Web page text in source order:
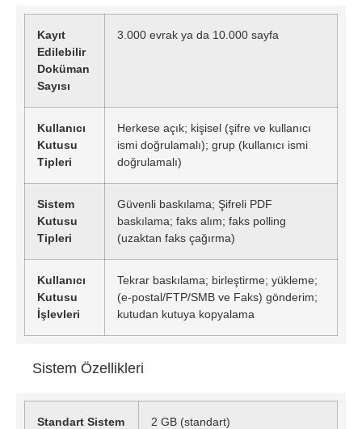
Kayıt
Edilebilir
Doküman
Sayısı
3.000 evrak ya da 10.000 sayfa
Kullanıcı
Kutusu
Tipleri
Herkese açık; kişisel (şifre ve kullanıcı
ismi doğrulamalı); grup (kullanıcı ismi
doğrulamalı)
Sistem
Kutusu
Tipleri
Güvenli baskılama; Şifreli PDF
baskılama; faks alım; faks polling
(uzaktan faks çağırma)
Kullanıcı
Kutusu
İşlevleri
Tekrar baskılama; birleştirme; yükleme;
(e-postal/FTP/SMB ve Faks) gönderim;
kutudan kutuya kopyalama
Sistem Özellikleri
Standart Sistem
2 GB (standart)